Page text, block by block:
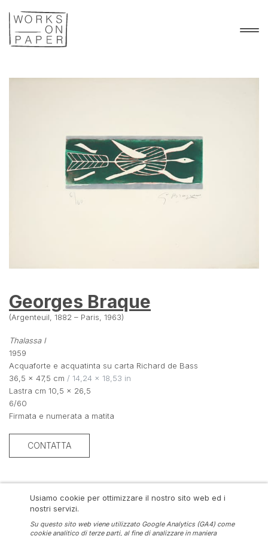
Georges Braque
(Argenteuil, 1882 – Paris, 1963)
Thalassa I
1959
Acquaforte e acquatinta su carta Richard de Bass
36,5 × 47,5 cm / 14,24 × 18,53 in
Lastra cm 10,5 x 26,5
6/60
Firmata e numerata a matita
CONTATTA
ITEM DETAILS
Stampatore Crommelynck et Dutrou, Paris.
Usiamo cookie per ottimizzare il nostro sito web ed i
nostri servizi.
Su questo sito web viene utilizzato Google Analytics (GA4) come
cookie analitico di terze parti, al fine di analizzare in maniera